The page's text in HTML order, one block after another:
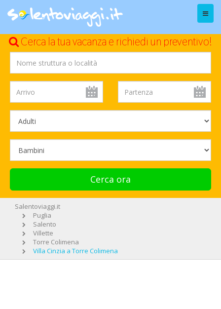
Menu
Cerca la tua vacanza e richiedi un preventivo!
Cerca ora
Salentoviaggi.it
Puglia
Salento
Villette
Torre Colimena
Villa Cinzia a Torre Colimena